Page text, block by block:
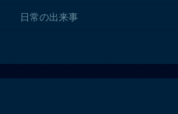
日常の出来事